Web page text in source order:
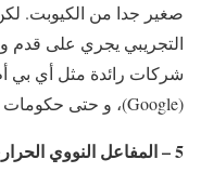
صغير جدا من الكيوبت.
التجريبي يجري على قدم
(Google)، و حتى حكومات و جيوش حول العالم.
5 – المفاعل النووي الحراري الدولي: